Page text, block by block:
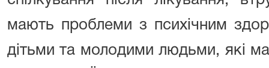
мають проблеми з психічним
дітьми та молодими людьми, які